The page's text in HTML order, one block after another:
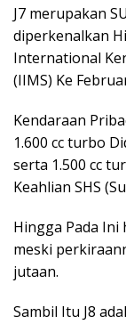
J7 merupakan
diperkenalkan
International
(IIMS) Ke
Kendaraan
1.600 cc turbo
serta 1.500 cc
Keahlian SHS
Hingga Pada Ini
meski
jutaan.
Sambil Itu J8